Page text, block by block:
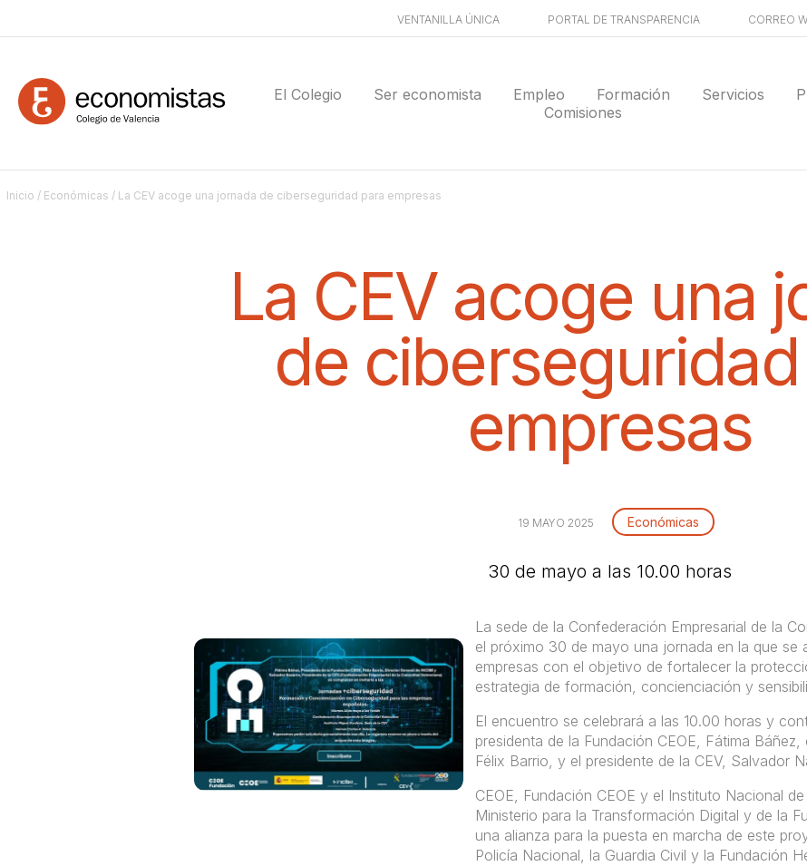
VENTANILLA ÚNICA PORTAL DE TRANSPARENCIA CORREO
El Colegio Ser economista Empleo Formación Servicios
Comisiones
Inicio / Económicas / La CEV acoge una jornada de ciberseguridad para empresas
La CEV acoge una
de
empresas
19 MAYO 2025 Económicas
30 de mayo a las 10.00 horas
La sede de la Confederación Empresarial de la
el próximo 30 de mayo una jornada en la que se
empresas con el objetivo de fortalecer la
estrategia de formación, concienciación y
El encuentro se celebrará a las 10.00 horas y
presidenta de la Fundación CEOE, Fátima
Félix Barrio, y el presidente de la CEV, Salvador
CEOE, Fundación CEOE y el Instituto Nacional
Ministerio para la Transformación Digital y de la
una alianza para la puesta en marcha de este
Policía Nacional, la Guardia Civil y la Fundación